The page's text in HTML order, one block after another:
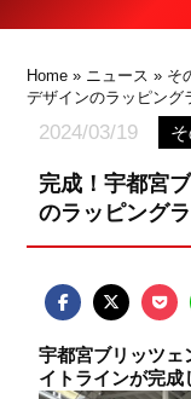
Home » ニュース » そ
デザインのラッピング
2024/03/19
完成！宇都宮
のラッピング
宇都宮ブリッツェ
イトラインが完成